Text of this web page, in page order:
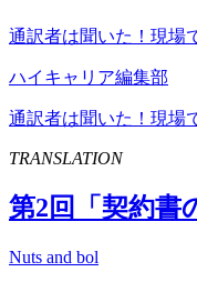
通訳者は聞いた！現場
ハイキャリア編集部
通訳者は聞いた！現場
TRANSLATION
第2回「契約書
Nuts and bol